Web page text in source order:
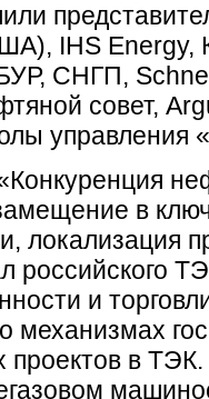
IHS Energy,
СНГП,
совет,
управления
в
локализация
российского
и
механизмах
в ТЭК.